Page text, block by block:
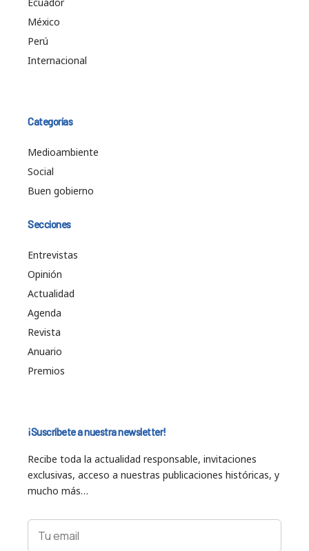
Ecuador
México
Perú
Internacional
Categorías
Medioambiente
Social
Buen gobierno
Secciones
Entrevistas
Opinión
Actualidad
Agenda
Revista
Anuario
Premios
¡Suscríbete a nuestra newsletter!
Recibe toda la actualidad responsable, invitaciones
exclusivas, acceso a nuestras publicaciones históricas, y
mucho más…